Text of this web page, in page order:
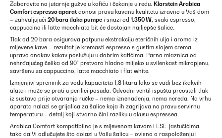
Zaboravite na jutarnje gužve u kafiću i čekanje u redu. Klarstein Arabica
Comfort espresso aparatdonosi pravu kavanu kvalitetu izravno u Vaš dom
– zahvaljujući 20 bara tlaka pumpe i snazi od 1.350 W, svaki espresso,
cappuccino ili latte macchiato bit će dostojan najljepše šalice.
Tlak od 20 bara osigurava potpunu ekstrakciju eteričnih ulja i aroma iz
mljevene kave – rezultat je kremasti espresso s gustim slojem crema,
upravo onakav kakav poslužuju u dobrim kafićima. Parna mlaznica od
nehrđajućeg čelika od 90° pretvara hladno mlijeko u svilenkast mikropjenu,
savršenu za cappuccino, latte macchiato i flat white.
Izmjenjivi spremnik za vodu kapaciteta 1,8 litara lako se vadi bez ikakvih
alata i može se prati u perilici posuđa. Odvodni ventil ispušta preostali tlak
iz sustava prije otvaranja ručke – nema iznenađenja, nema nereda. Na vrhu
aparata nalazi se grijalica za šalice koja ih zagrijava na pravu servirnu
temperaturu – detalj koji stvarno čini razliku u okusu espressea.
Arabica Comfort kompatibilna je s mljevenom kavom i ESE-jastučićima,
tako da Vi odlučujete što dolazi u Vašu šalicu – ovisno o raspoloženju i